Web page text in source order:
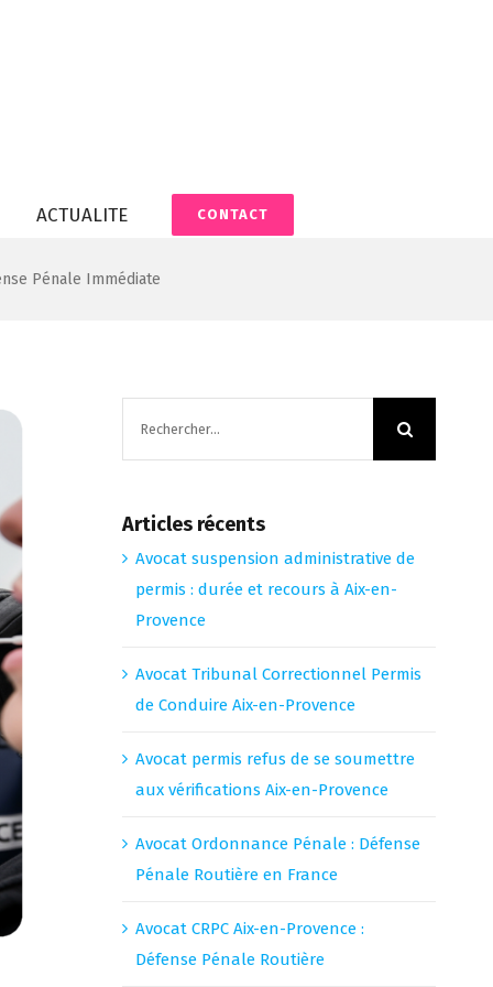
ACTUALITE CONTACT
Pénale Immédiate
Articles récents
Avocat suspension administrative de
permis : durée et recours à Aix-en-
Provence
Avocat Tribunal Correctionnel Permis
de Conduire Aix-en-Provence
Avocat permis refus de se soumettre
aux vérifications Aix-en-Provence
Avocat Ordonnance Pénale : Défense
Pénale Routière en France
Avocat CRPC Aix-en-Provence :
Défense Pénale Routière